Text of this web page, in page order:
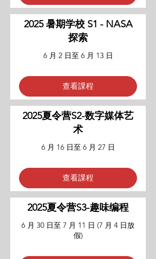
2025 暑期学校 S1 - NASA
探索
6 月 2 日至 6 月 13 日
查看課程
2025夏令营S2-数字媒体艺
术
6 月 16 日至 6 月 27 日
查看課程
2025夏令营S3-趣味编程
6 月 30 日至 7 月 11 日 (7 月 4 日放
假)